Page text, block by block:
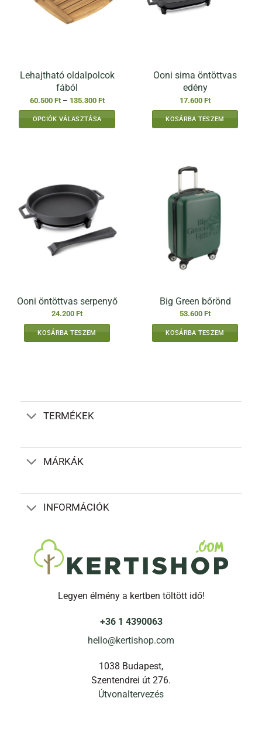
Lehajtható oldalpolcok
fából
60.500 Ft – 135.300 FtÁrtartomány:
OPCIÓK VÁLASZTÁSA
variációja
van.
változatok
a
termékoldalon
Ooni sima öntöttvas
edény
17.600 Ft
KOSÁRBA TESZEM
Ooni öntöttvas serpenyő
24.200 Ft
KOSÁRBA TESZEM
Big Green bőrönd
53.600 Ft
KOSÁRBA TESZEM
TERMÉKEK
MÁRKÁK
INFORMÁCIÓK
Legyen élmény a kertben töltött idő!
+36 1 4390063
hello@kertishop.com
1038 Budapest,
Szentendrei út 276.
Útvonaltervezés